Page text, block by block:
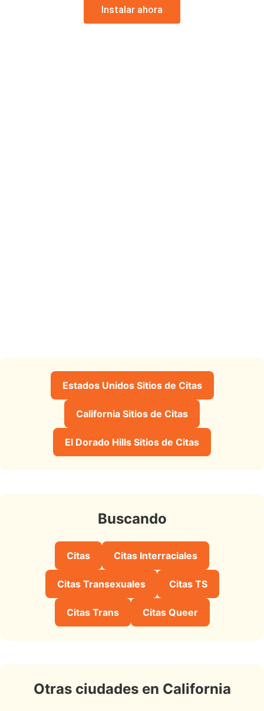
Instalar ahora
Estados Unidos Sitios de Citas
California Sitios de Citas
El Dorado Hills Sitios de Citas
Buscando
Citas Citas Interraciales
Citas Transexuales Citas TS
Citas Trans Citas Queer
Otras ciudades en California